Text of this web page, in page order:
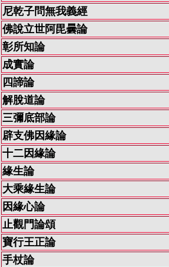
尼乾子問無我義經
佛說立世阿毘曇論
彰所知論
成實論
四諦論
解脫道論
三彌底部論
辟支佛因緣論
十二因緣論
緣生論
大乘緣生論
因緣心論
止觀門論頌
寶行王正論
手杖論